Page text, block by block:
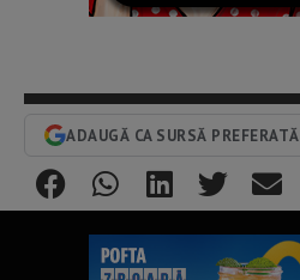
ADAUGĂ CA SURSĂ PREFERATĂ